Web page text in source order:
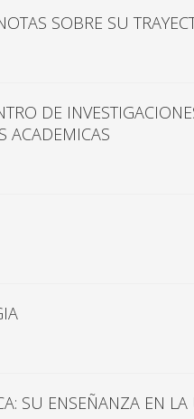
SOBRE SU
DE
ACADEMICAS
SU ENSEÑANZA EN LA